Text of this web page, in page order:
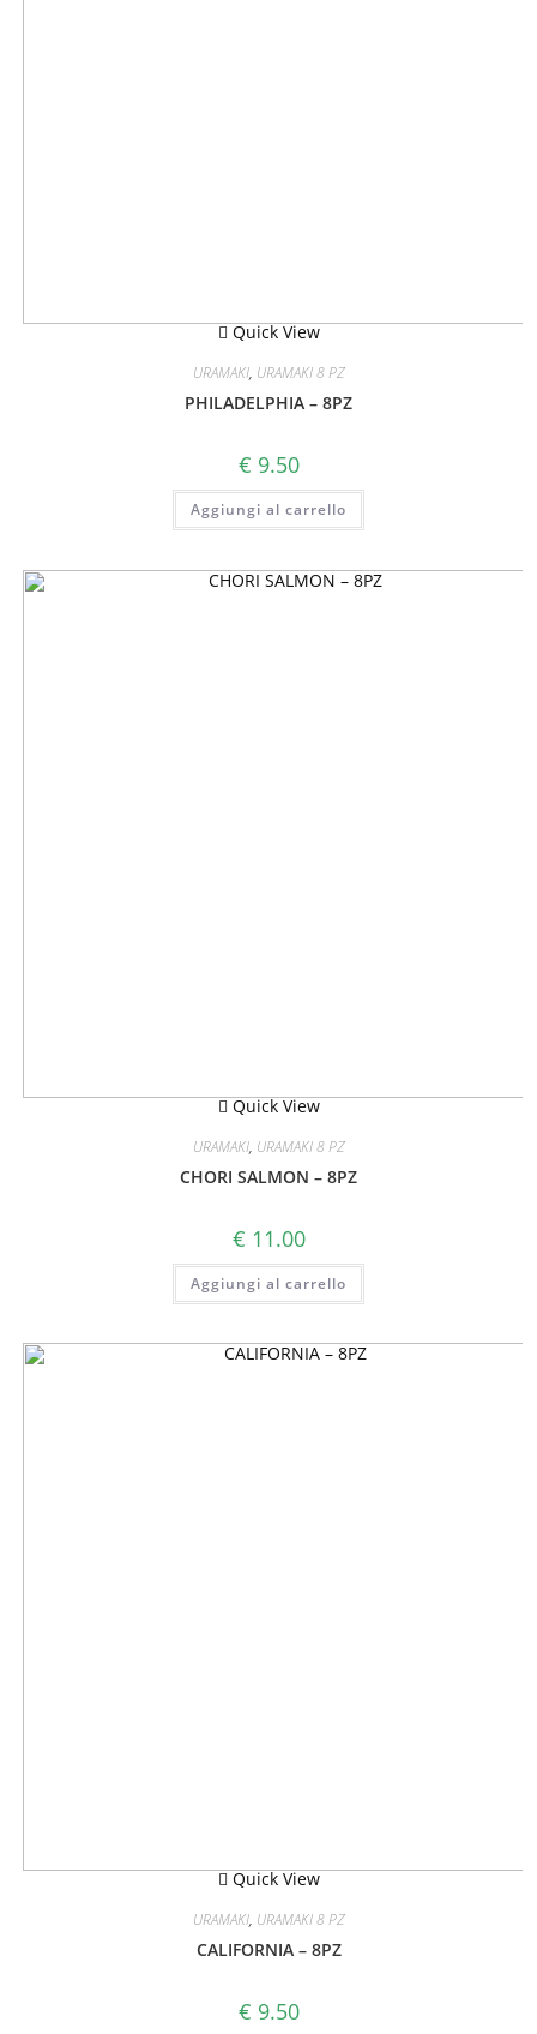
Quick View
URAMAKI, URAMAKI 8 PZ
PHILADELPHIA – 8PZ
€ 9.50
Aggiungi al carrello
Quick View
URAMAKI, URAMAKI 8 PZ
CHORI SALMON – 8PZ
€ 11.00
Aggiungi al carrello
Quick View
URAMAKI, URAMAKI 8 PZ
CALIFORNIA – 8PZ
€ 9.50